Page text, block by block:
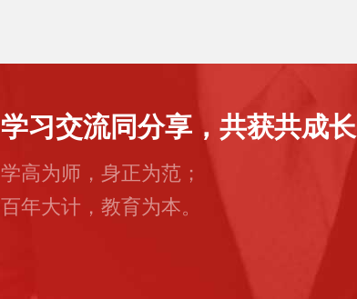
学习交流同分享，共获共成长
学高为师，身正为范；
百年大计，教育为本。